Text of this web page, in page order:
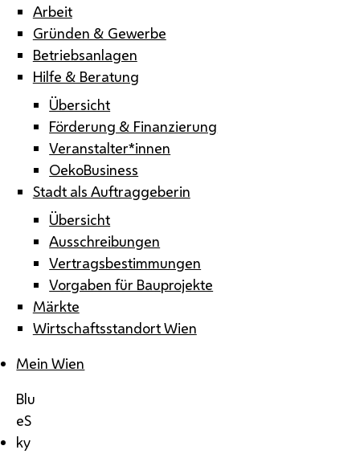
Arbeit
Gründen & Gewerbe
Betriebsanlagen
Hilfe & Beratung
Übersicht
Förderung & Finanzierung
Veranstalter*innen
OekoBusiness
Stadt als Auftraggeberin
Übersicht
Ausschreibungen
Vertragsbestimmungen
Vorgaben für Bauprojekte
Märkte
Wirtschaftsstandort Wien
Mein Wien
Blu
eS
ky